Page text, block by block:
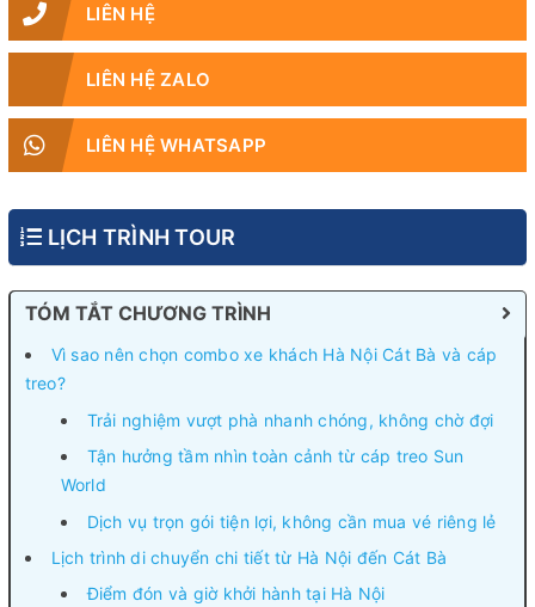
LIÊN HỆ
LIÊN HỆ ZALO
LIÊN HỆ WHATSAPP
LỊCH TRÌNH TOUR
TÓM TẮT CHƯƠNG TRÌNH
Vì sao nên chọn combo xe khách Hà Nội Cát Bà và cáp
treo?
Trải nghiệm vượt phà nhanh chóng, không chờ đợi
Tận hưởng tầm nhìn toàn cảnh từ cáp treo Sun
World
Dịch vụ trọn gói tiện lợi, không cần mua vé riêng lẻ
Lịch trình di chuyển chi tiết từ Hà Nội đến Cát Bà
Điểm đón và giờ khởi hành tại Hà Nội